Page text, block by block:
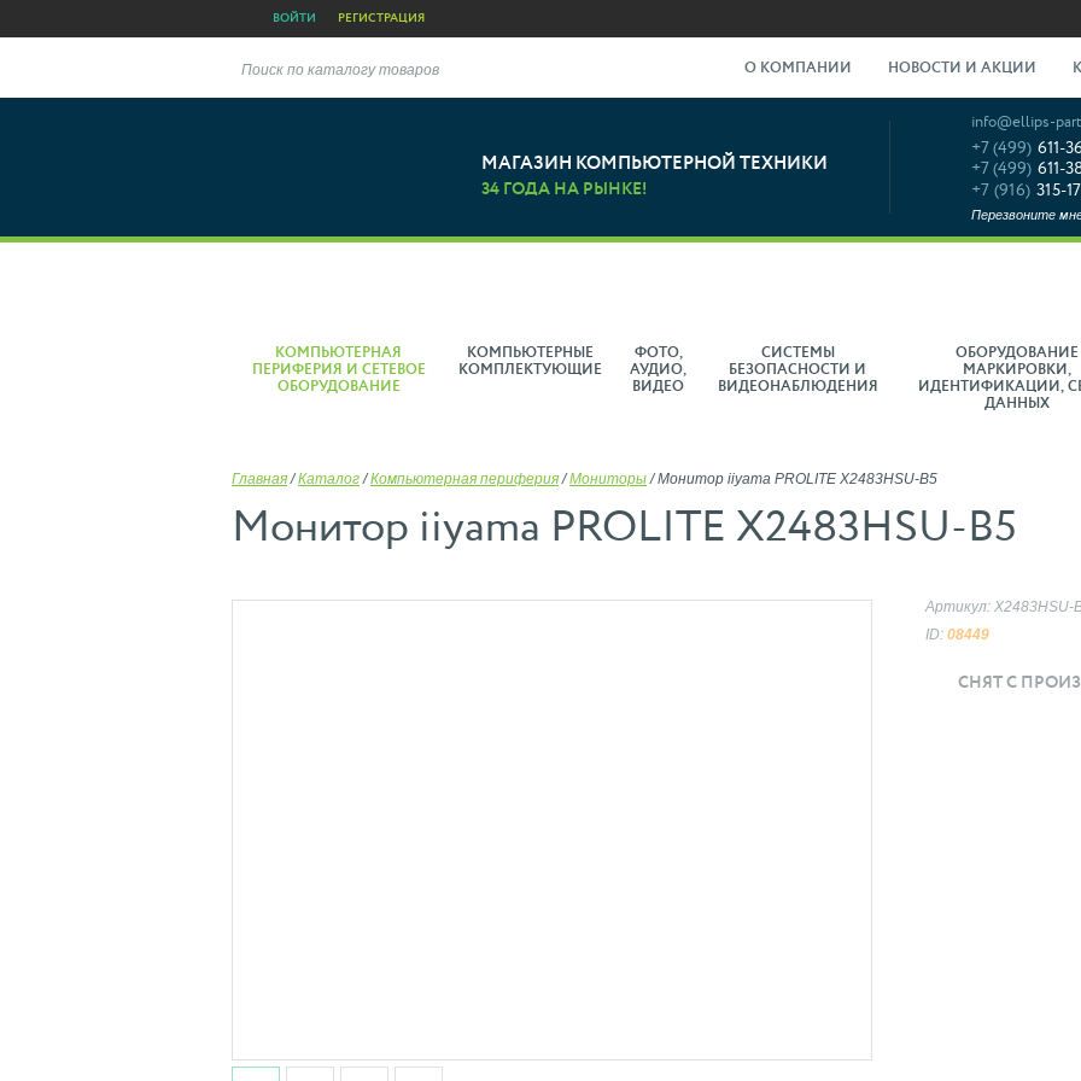
ВОЙТИ РЕГИСТРАЦИЯ
Поиск по каталогу товаров О КОМПАНИИ НОВОСТИ И АКЦИИ
МАГАЗИН КОМПЬЮТЕРНОЙ ТЕХНИКИ
34 ГОДА НА РЫНКЕ!
info@ellips-
+7 (499) 611-
+7 (499) 611-
+7 (916) 315-
Перезвоните
КОМПЬЮТЕРНАЯ
ПЕРИФЕРИЯ И СЕТЕВОЕ
ОБОРУДОВАНИЕ
КОМПЬЮТЕРНЫЕ
КОМПЛЕКТУЮЩИЕ
ФОТО,
АУДИО,
ВИДЕО
СИСТЕМЫ
БЕЗОПАСНОСТИ И
ВИДЕОНАБЛЮДЕНИЯ
ОБОРУДОВАНИЕ
МАРКИРОВКИ,
ИДЕНТИФИКАЦИИ,
ДАННЫХ
Главная /Каталог /Компьютерная периферия /Мониторы /Монитор iiyama PROLITE X2483HSU-B5
Монитор iiyama PROLITE X2483HSU-B5
Артикул: X2483HSU-
ID: 08449
СНЯТ С